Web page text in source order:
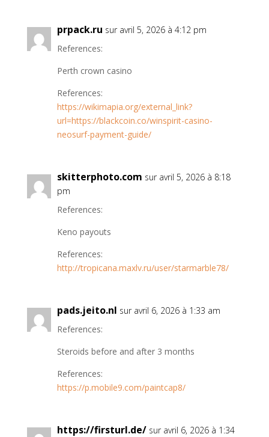
prpack.ru sur avril 5, 2026 à 4:12 pm
References:
Perth crown casino
References:
https://wikimapia.org/external_link?
url=https://blackcoin.co/winspirit-casino-
neosurf-payment-guide/
skitterphoto.com sur avril 5, 2026 à 8:18
pm
References:
Keno payouts
References:
http://tropicana.maxlv.ru/user/starmarble78/
pads.jeito.nl sur avril 6, 2026 à 1:33 am
References:
Steroids before and after 3 months
References:
https://p.mobile9.com/paintcap8/
https://firsturl.de/ sur avril 6, 2026 à 1:34